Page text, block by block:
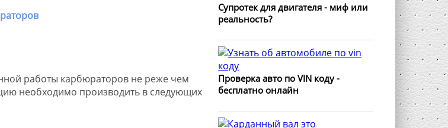
работы карбюраторов не реже чем
необходимо производить в следующих
Супротек для двигателя - миф или
реальность?
Проверка авто по VIN коду -
бесплатно онлайн